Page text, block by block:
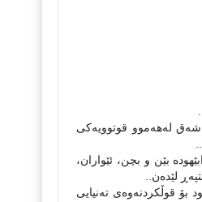
شەق لەهەموو قوتوویەکی
بێن و بچن، ئێواران،
لێدەن..
بۆ قوڵکردنەوەی تەنیایی